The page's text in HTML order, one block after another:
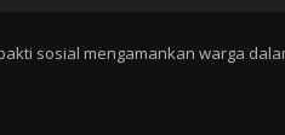
sosial mengamankan warga